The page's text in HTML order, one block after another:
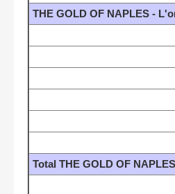
THE GOLD OF NAPLES -
Total THE GOLD OF